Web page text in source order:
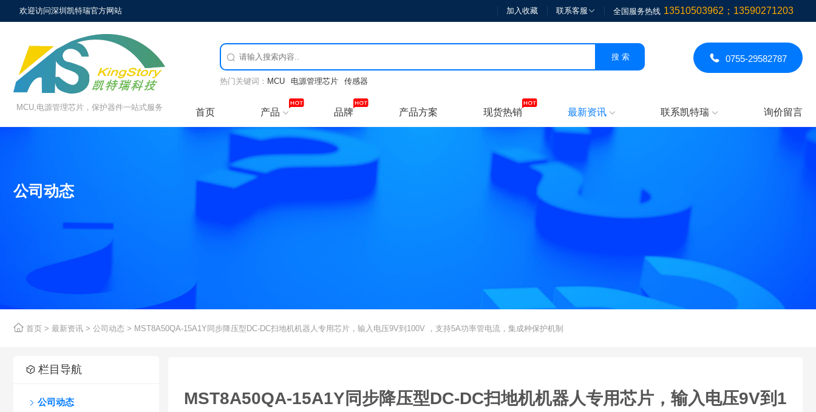
欢迎访问深圳凯特瑞官方网站 加入收藏 联系客服  全国服务热线 13510503962；13590271203
MCU,电源管理芯片，保护器件一站式服务

热门关键词： MCU 电源管理芯片 传感器
 0755-29582787
首页 产品  品牌 产品方案 现货热销 最新资讯  联系凯特瑞  询价留言
公司动态
 首页 > 最新资讯 > 公司动态 > MST8A50QA-15A1Y同步降压型DC-DC扫地机机器人专用芯片，输入电压9V到100V ，支持5A功率管电流，集成种保护机制
 栏目导航
 公司动态
MST8A50QA-15A1Y同步降压型DC-DC扫地机机器人专用芯片，输入电压9V到1